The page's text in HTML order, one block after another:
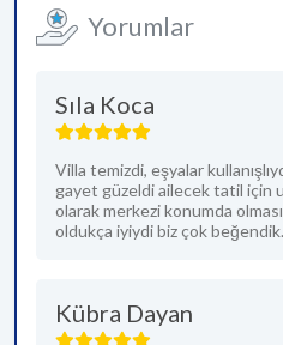
Yorumlar
Sıla Koca
Villa temizdi, eşyalar
gayet güzeldi ailecek tatil için
olarak merkezi konumda
oldukça iyiydi biz çok beğendik.
Kübra Dayan